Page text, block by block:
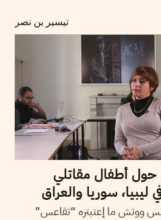
تيسير بن نصر
حول أطفال مقاتلي
سوريا والعراق
ووتش ما إعتبتره “تقاعس”